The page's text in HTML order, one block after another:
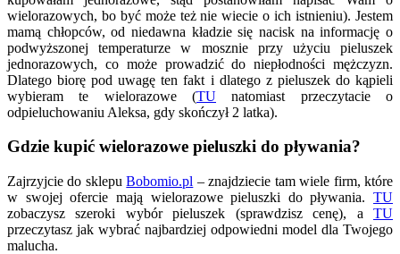
wielorazowych, bo być może też nie wiecie o ich istnieniu). Jestem
mamą chłopców, od niedawna kładzie się nacisk na informację o
podwyższonej temperaturze w mosznie przy użyciu pieluszek
jednorazowych, co może prowadzić do niepłodności mężczyzn.
Dlatego biorę pod uwagę ten fakt i dlatego z pieluszek do kąpieli
wybieram te wielorazowe (TU natomiast przeczytacie o
odpieluchowaniu Aleksa, gdy skończył 2 latka).
Gdzie kupić wielorazowe pieluszki do pływania?
Zajrzyjcie do sklepuBobomio.pl – znajdziecie tam wiele firm, które
w swojej ofercie mają wielorazowe pieluszki do pływania. TU
zobaczysz szeroki wybór pieluszek (sprawdzisz cenę), a TU
przeczytasz jak wybrać najbardziej odpowiedni model dla Twojego
malucha.